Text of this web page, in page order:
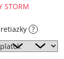
STORM
?